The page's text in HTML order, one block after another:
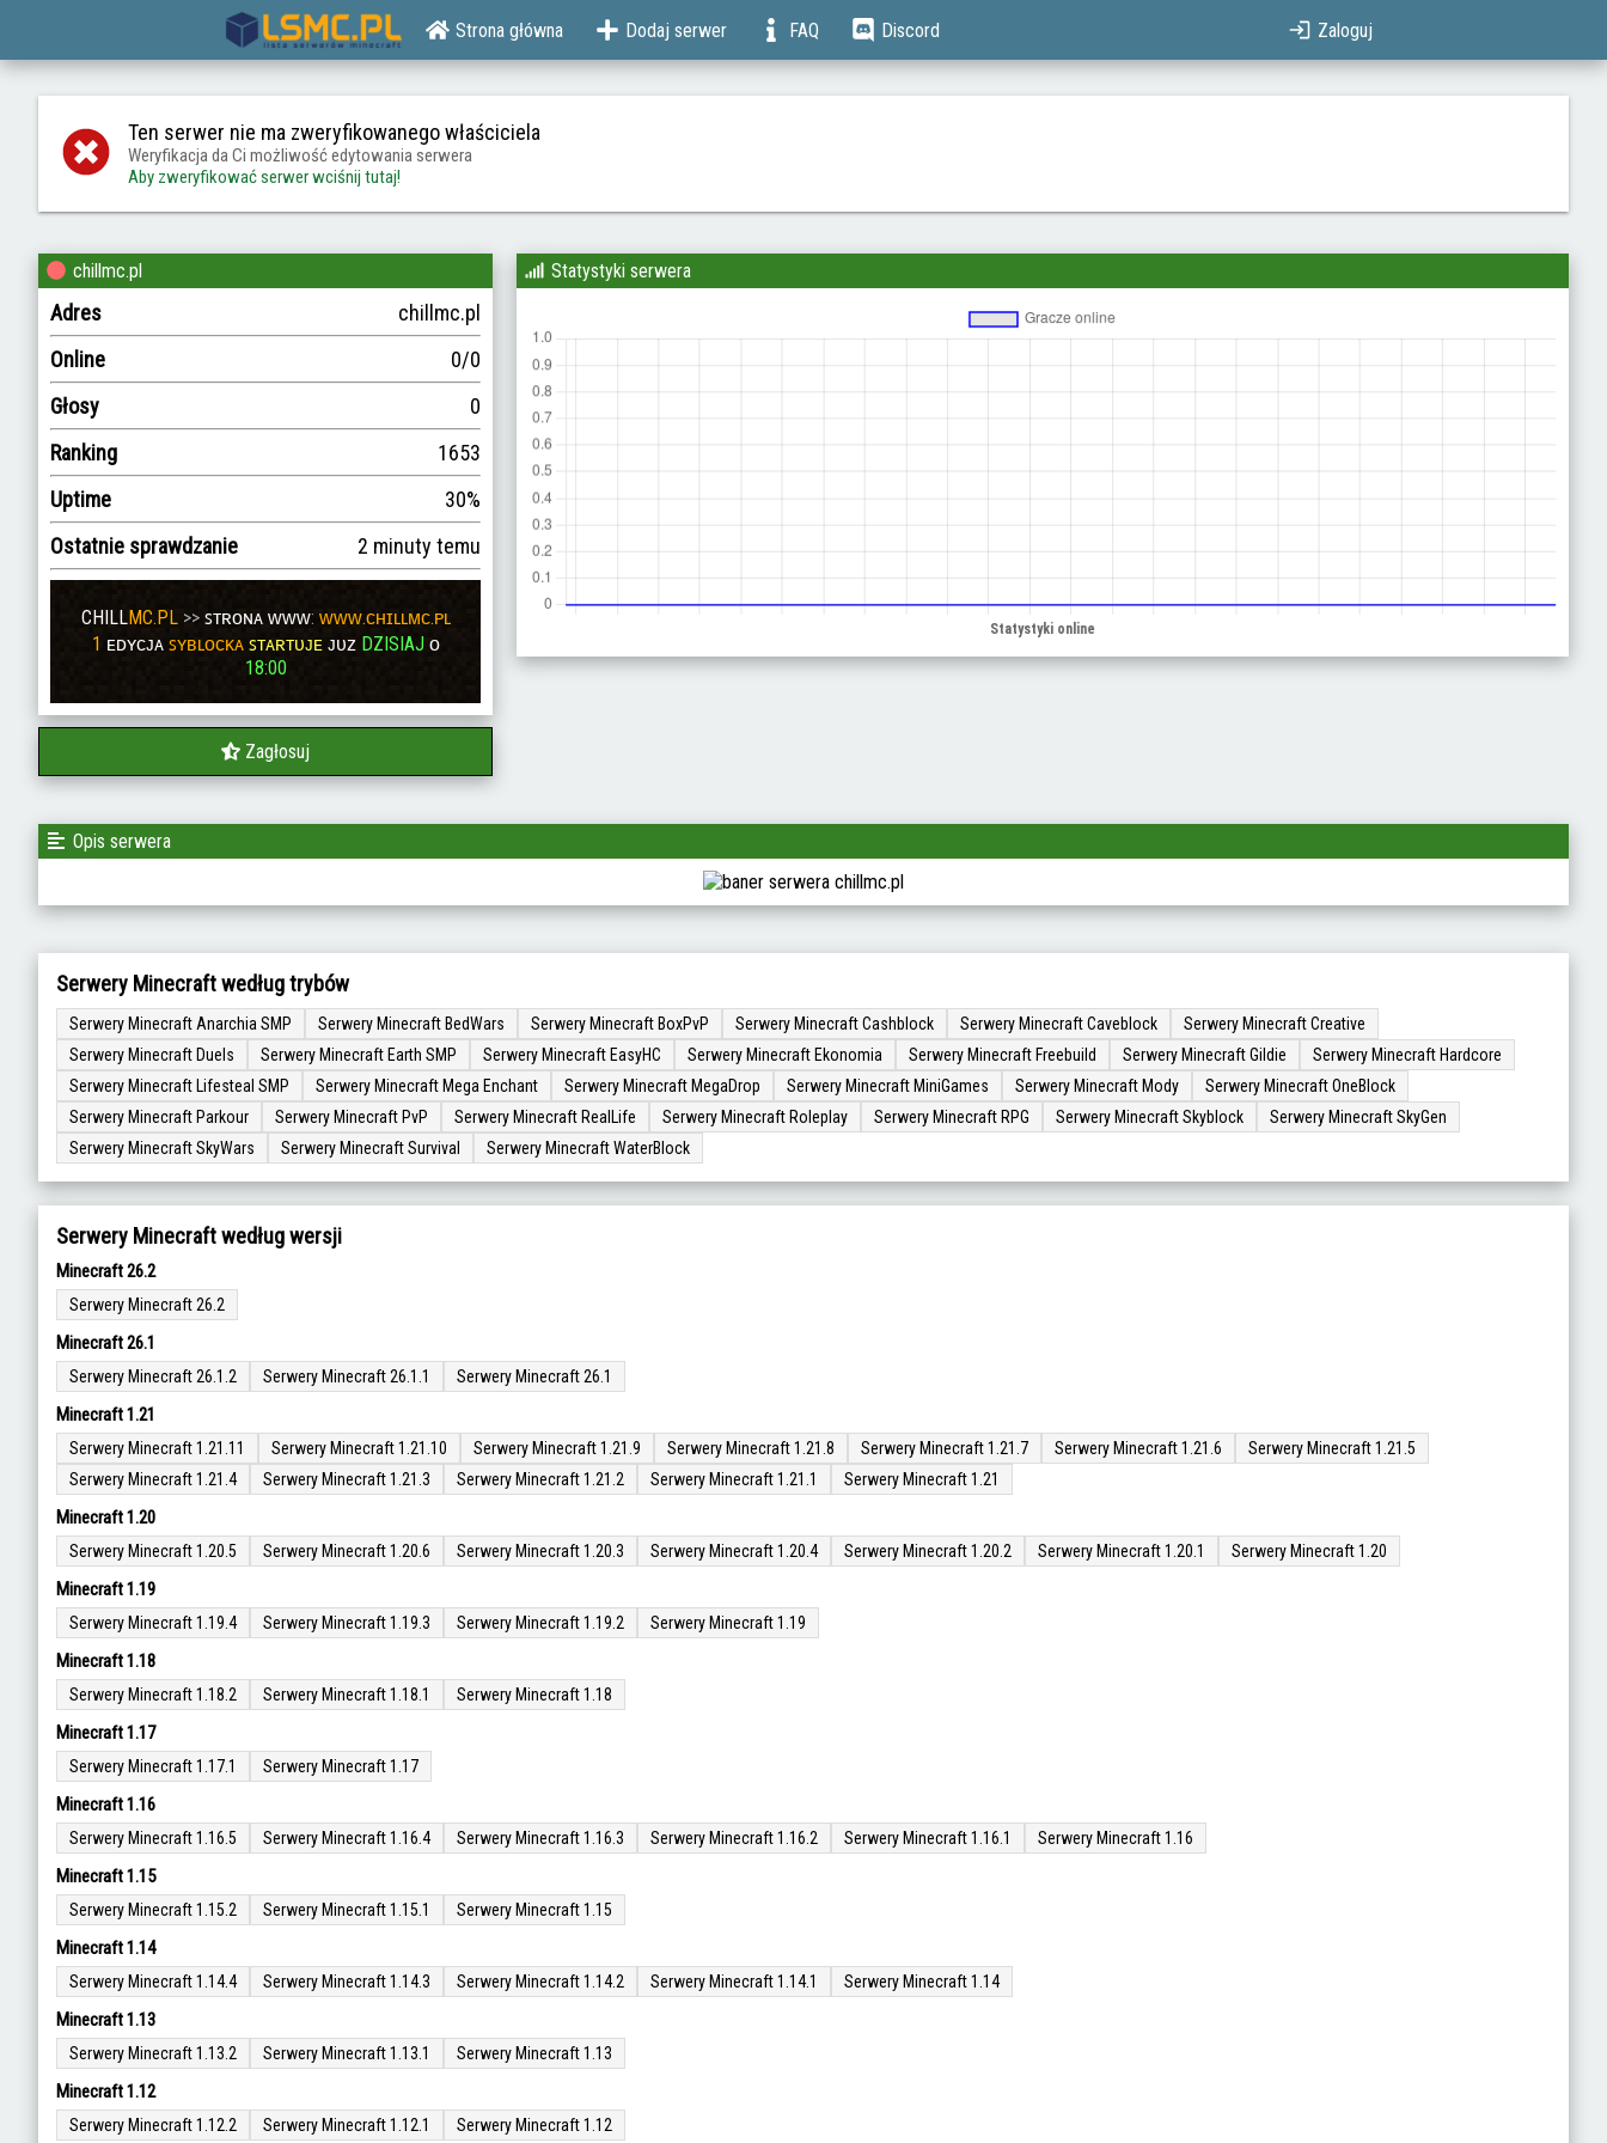
Strona główna Dodaj serwer FAQ Discord Zaloguj
Ten serwer nie ma zweryfikowanego właściciela
Weryfikacja da Ci możliwość edytowania serwera
Aby zweryfikować serwer wciśnij tutaj!
chillmc.pl
Adres
chillmc.pl
Online
0/0
Głosy
0
Ranking
1653
Uptime
30%
Ostatnie sprawdzanie
2 minuty temu
CHILLMC.PL >> ꜱᴛʀᴏɴᴀ ᴡᴡᴡ: ᴡᴡᴡ.ᴄʜɪʟʟᴍᴄ.ᴘʟ
1 ᴇᴅʏᴄᴊᴀ ꜱʏʙʟᴏᴄᴋᴀ ꜱᴛᴀʀᴛᴜᴊᴇᴊᴜᴢ DZISIAJ ᴏ
18:00
Zagłosuj
Statystyki serwera
Opis serwera
Serwery Minecraft według trybów
Serwery Minecraft Anarchia SMP Serwery Minecraft BedWars Serwery Minecraft BoxPvP Serwery Minecraft Cashblock Serwery Minecraft Caveblock
Serwery Minecraft Creative
Serwery Minecraft Duels
Serwery Minecraft Earth SMP Serwery Minecraft EasyHC Serwery Minecraft Ekonomia Serwery Minecraft Freebuild Serwery Minecraft Gildie
Serwery Minecraft Hardcore
Serwery Minecraft Lifesteal SMP
Serwery Minecraft Mega Enchant Serwery Minecraft MegaDrop Serwery Minecraft MiniGames Serwery Minecraft Mody
Serwery Minecraft OneBlock
Serwery Minecraft Parkour
Serwery Minecraft PvP Serwery Minecraft RealLife Serwery Minecraft Roleplay Serwery Minecraft RPG Serwery Minecraft Skyblock
Serwery Minecraft SkyGen
Serwery Minecraft SkyWars
Serwery Minecraft Survival Serwery Minecraft WaterBlock
Serwery Minecraft według wersji
Minecraft 26.2
Serwery Minecraft 26.2
Minecraft 26.1
Serwery Minecraft 26.1.2 Serwery Minecraft 26.1.1 Serwery Minecraft 26.1
Minecraft 1.21
Serwery Minecraft 1.21.11 Serwery Minecraft 1.21.10 Serwery Minecraft 1.21.9 Serwery Minecraft 1.21.8 Serwery Minecraft 1.21.7 Serwery Minecraft 1.21.6
Serwery Minecraft 1.21.5
Serwery Minecraft 1.21.4
Serwery Minecraft 1.21.3 Serwery Minecraft 1.21.2 Serwery Minecraft 1.21.1 Serwery Minecraft 1.21
Minecraft 1.20
Serwery Minecraft 1.20.5 Serwery Minecraft 1.20.6 Serwery Minecraft 1.20.3 Serwery Minecraft 1.20.4 Serwery Minecraft 1.20.2 Serwery Minecraft 1.20.1 Serwery Minecraft 1.20
Minecraft 1.19
Serwery Minecraft 1.19.4 Serwery Minecraft 1.19.3 Serwery Minecraft 1.19.2 Serwery Minecraft 1.19
Minecraft 1.18
Serwery Minecraft 1.18.2 Serwery Minecraft 1.18.1 Serwery Minecraft 1.18
Minecraft 1.17
Serwery Minecraft 1.17.1 Serwery Minecraft 1.17
Minecraft 1.16
Serwery Minecraft 1.16.5 Serwery Minecraft 1.16.4 Serwery Minecraft 1.16.3 Serwery Minecraft 1.16.2 Serwery Minecraft 1.16.1 Serwery Minecraft 1.16
Minecraft 1.15
Serwery Minecraft 1.15.2 Serwery Minecraft 1.15.1 Serwery Minecraft 1.15
Minecraft 1.14
Serwery Minecraft 1.14.4 Serwery Minecraft 1.14.3 Serwery Minecraft 1.14.2 Serwery Minecraft 1.14.1 Serwery Minecraft 1.14
Minecraft 1.13
Serwery Minecraft 1.13.2 Serwery Minecraft 1.13.1 Serwery Minecraft 1.13
Minecraft 1.12
Serwery Minecraft 1.12.2 Serwery Minecraft 1.12.1 Serwery Minecraft 1.12